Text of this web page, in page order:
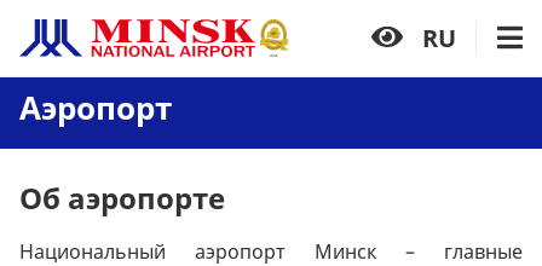
RU
Аэропорт
Об аэропорте
Национальный аэропорт Минск – главные